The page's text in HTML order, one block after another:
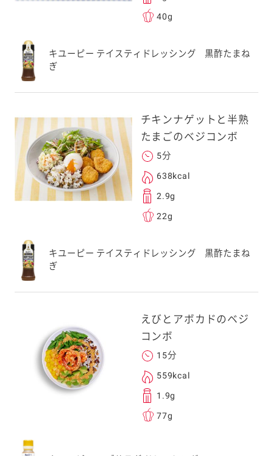
40g
キユーピー テイスティドレッシング 黒酢たまね
ぎ
チキンナゲットと半熟
たまごのベジコンボ
5分
638kcal
2.9g
22g
キユーピー テイスティドレッシング 黒酢たまね
ぎ
えびとアボカドのベジ
コンボ
15分
559kcal
1.9g
77g